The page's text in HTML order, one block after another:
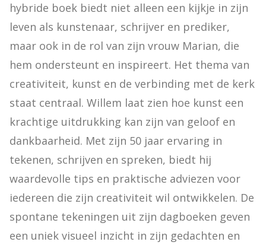
hybride boek biedt niet alleen een kijkje in zijn
leven als kunstenaar, schrijver en prediker,
maar ook in de rol van zijn vrouw Marian, die
hem ondersteunt en inspireert. Het thema van
creativiteit, kunst en de verbinding met de kerk
staat centraal. Willem laat zien hoe kunst een
krachtige uitdrukking kan zijn van geloof en
dankbaarheid. Met zijn 50 jaar ervaring in
tekenen, schrijven en spreken, biedt hij
waardevolle tips en praktische adviezen voor
iedereen die zijn creativiteit wil ontwikkelen. De
spontane tekeningen uit zijn dagboeken geven
een uniek visueel inzicht in zijn gedachten en